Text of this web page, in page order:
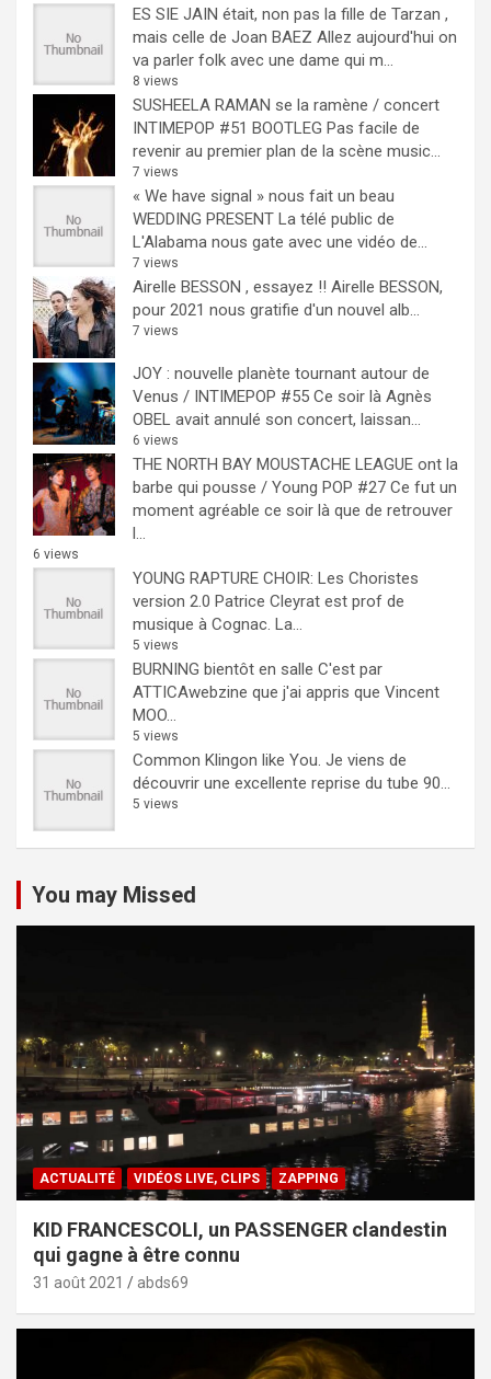
ES SIE JAIN était, non pas la fille de Tarzan ,
mais celle de Joan BAEZ Allez aujourd'hui on
va parler folk avec une dame qui m...
8 views
SUSHEELA RAMAN se la ramène / concert
INTIMEPOP #51 BOOTLEG Pas facile de
revenir au premier plan de la scène music...
7 views
« We have signal » nous fait un beau
WEDDING PRESENT La télé public de
L'Alabama nous gate avec une vidéo de...
7 views
Airelle BESSON , essayez !! Airelle BESSON,
pour 2021 nous gratifie d'un nouvel alb...
7 views
JOY : nouvelle planète tournant autour de
Venus / INTIMEPOP #55 Ce soir là Agnès
OBEL avait annulé son concert, laissan...
6 views
THE NORTH BAY MOUSTACHE LEAGUE ont la
barbe qui pousse / Young POP #27 Ce fut un
moment agréable ce soir là que de retrouver
l...
6 views
YOUNG RAPTURE CHOIR: Les Choristes
version 2.0 Patrice Cleyrat est prof de
musique à Cognac. La...
5 views
BURNING bientôt en salle C'est par
ATTICAwebzine que j'ai appris que Vincent
MOO...
5 views
Common Klingon like You. Je viens de
découvrir une excellente reprise du tube 90...
5 views
You may Missed
ACTUALITÉ VIDÉOS LIVE, CLIPS ZAPPING
KID FRANCESCOLI, un PASSENGER clandestin
qui gagne à être connu
31 août 2021 abds69